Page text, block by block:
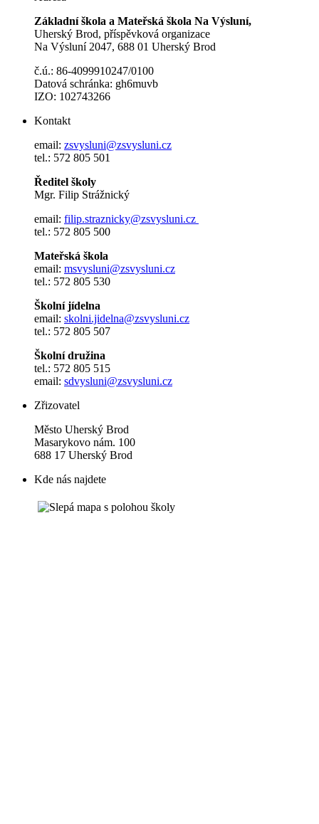
Základní škola a Mateřská škola Na Výsluní,
Uherský Brod, příspěvková organizace
Na Výsluní 2047, 688 01 Uherský Brod
č.ú.: 86-4099910247/0100
Datová schránka: gh6muvb
IZO: 102743266
Kontakt
email: zsvysluni@zsvysluni.cz
tel.: 572 805 501
Ředitel školy
Mgr. Filip Strážnický
email: filip.straznicky@zsvysluni.cz
tel.: 572 805 500
Mateřská škola
email: msvysluni@zsvysluni.cz
tel.: 572 805 530
Školní jídelna
email: skolni.jidelna@zsvysluni.cz
tel.: 572 805 507
Školní družina
tel.: 572 805 515
email: sdvysluni@zsvysluni.cz
Zřizovatel
Město Uherský Brod
Masarykovo nám. 100
688 17 Uherský Brod
Kde nás najdete